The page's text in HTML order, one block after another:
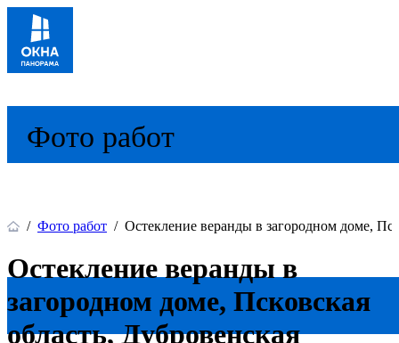
Фото работ
/ Фото работ / Остекление веранды в загородном доме,
Остекление веранды в
загородном доме, Псковская
область, Дубровенская